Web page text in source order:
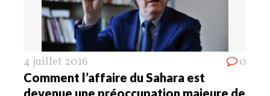
4 juillet 2016 0
Comment l’affaire du Sahara est
devenue une préoccupation majeure de